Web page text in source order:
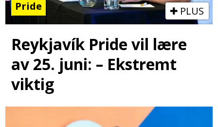
Pride PLUS
Reykjavík Pride vil lære
av 25. juni: – Ekstremt
viktig